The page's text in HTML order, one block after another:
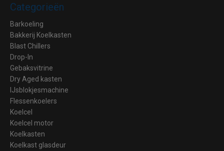
Categorieën
Barkoeling
Bakkerij Koelkasten
Blast Chillers
Drop-In
Gebaksvitrine
Dry Aged kasten
IJsblokjesmachine
Flessenkoelers
Koelcel
Koelcel motor
Koelkasten
Koelkast glasdeur